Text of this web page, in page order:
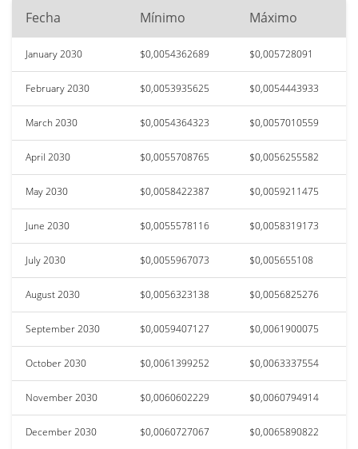
Fecha Mínimo Máximo
January 2030 $0,0054362689 $0,005728091
February 2030 $0,0053935625 $0,0054443933
March 2030 $0,0054364323 $0,0057010559
April 2030 $0,0055708765 $0,0056255582
May 2030 $0,0058422387 $0,0059211475
June 2030 $0,0055578116 $0,0058319173
July 2030 $0,0055967073 $0,005655108
August 2030 $0,0056323138 $0,0056825276
September 2030 $0,0059407127 $0,0061900075
October 2030 $0,0061399252 $0,0063337554
November 2030 $0,0060602229 $0,0060794914
December 2030 $0,0060727067 $0,0065890822